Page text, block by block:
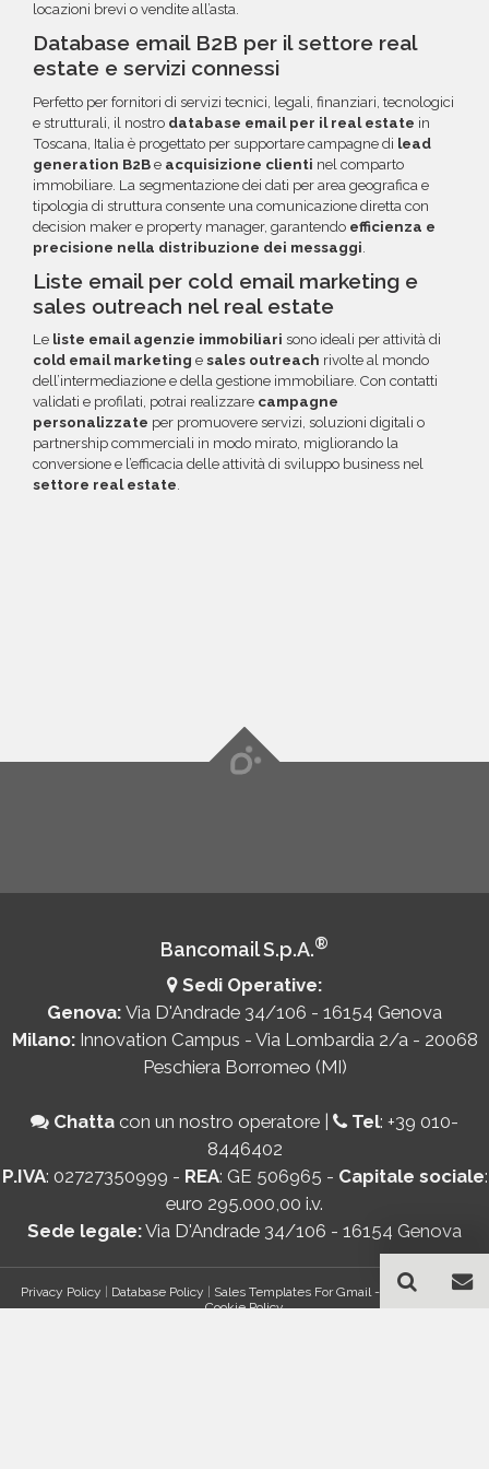
locazioni brevi o vendite all’asta.
Database email B2B per il settore real
estate e servizi connessi
Perfetto per fornitori di servizi tecnici, legali, finanziari, tecnologici
e strutturali, il nostro database email per il real estate in
Toscana, Italia è progettato per supportare campagne di lead
generation B2B e acquisizione clienti nel comparto
immobiliare. La segmentazione dei dati per area geografica e
tipologia di struttura consente una comunicazione diretta con
decision maker e property manager, garantendo efficienza e
precisione nella distribuzione dei messaggi
Liste email per cold email marketing e
sales outreach nel real estate
Le liste email agenzie immobiliari sono ideali per attività di
cold email marketing e sales outreach rivolte al mondo
dell’intermediazione e della gestione immobiliare. Con contatti
validati e profilati, potrai realizzare campagne
personalizzate per promuovere servizi, soluzioni digitali o
partnership commerciali in modo mirato, migliorando la
conversione e l’efficacia delle attività di sviluppo business nel
settore real estate.
Bancomail S.p.A.®
Sedi Operative:
Genova: Via D'Andrade 34/106 - 16154 Genova
Milano: Innovation Campus - Via Lombardia 2/a - 20068
Peschiera Borromeo (MI)
Chatta con un nostro operatore | Tel: +39 010-
8446402
P.IVA: 02727350999 - REA: GE 506965 - Capitale sociale:
euro 295.000,00 i.v.
Sede legale:Via D'Andrade 34/106 - 16154 Genova
Privacy Policy | Database Policy | Sales Templates For Gmail - AddOn Policy|
Cookie Policy